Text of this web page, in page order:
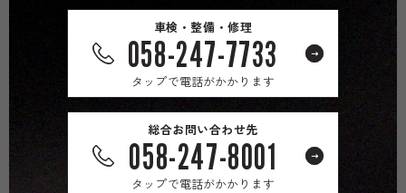
車検・整備・修理
058-247-7733
タップで電話がかかります
総合お問い合わせ先
058-247-8001
タップで電話がかかります